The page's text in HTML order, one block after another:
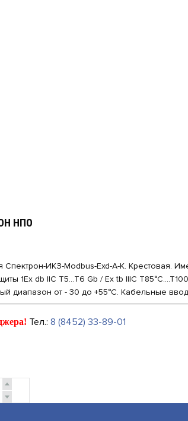
НПО
Спектрон-ИКЗ-Modbus-Exd-А-К. Крестовая.
1Ex db IIC T5...Т6 Gb / Ex tb IIIC
диапазон от - 30 до +55°C. Кабельные
Тел.: 8 (8452) 33-89-01